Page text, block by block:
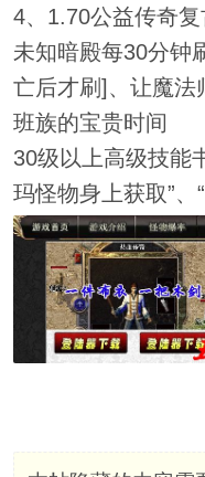
4、1.70公益传奇
未知暗殿每30分钟
亡后才刷]、让魔法
班族的宝贵时间
30级以上高级技能
玛怪物身上获取”、